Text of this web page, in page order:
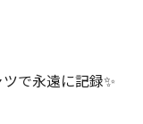
で永遠に記録✨